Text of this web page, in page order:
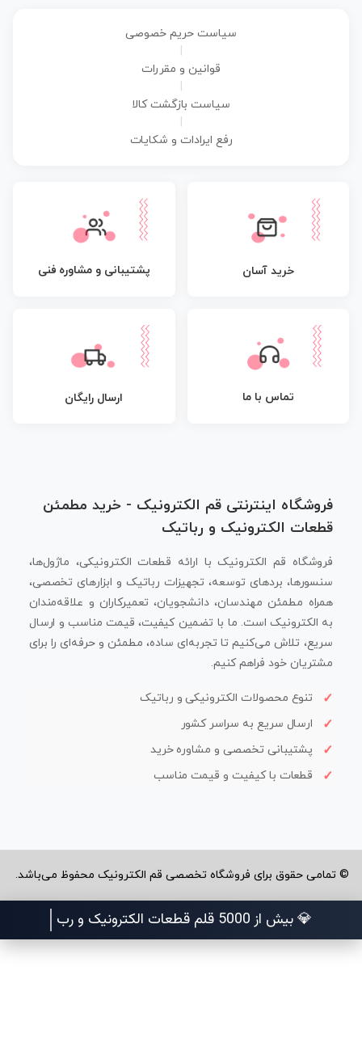
سیاست حریم خصوصی
قوانین و مقررات
سیاست بازگشت کالا
رفع ایرادات و شکایات
خرید آسان پشتیبانی و مشاوره فنی
تماس با ما ارسال رایگان
فروشگاه اینترنتی قم الکترونیک - خرید مطمئن
قطعات الکترونیک و رباتیک
فروشگاه قم الکترونیک با ارائه قطعات الکترونیکی، ماژول‌ها،
سنسورها، بردهای توسعه، تجهیزات رباتیک و ابزارهای تخصصی،
همراه مطمئن مهندسان، دانشجویان، تعمیرکاران و علاقه‌مندان
به الکترونیک است. ما با تضمین کیفیت، قیمت مناسب و ارسال
سریع، تلاش می‌کنیم تا تجربه‌ای ساده، مطمئن و حرفه‌ای را برای
مشتریان خود فراهم کنیم.
تنوع محصولات الکترونیکی و رباتیک
ارسال سریع به سراسر کشور
پشتیبانی تخصصی و مشاوره خرید
قطعات با کیفیت و قیمت مناسب
© تمامی حقوق برای فروشگاه تخصصی قم الکترونیک محفوظ می‌باشد.